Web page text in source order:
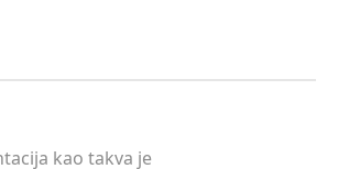
kao takva je